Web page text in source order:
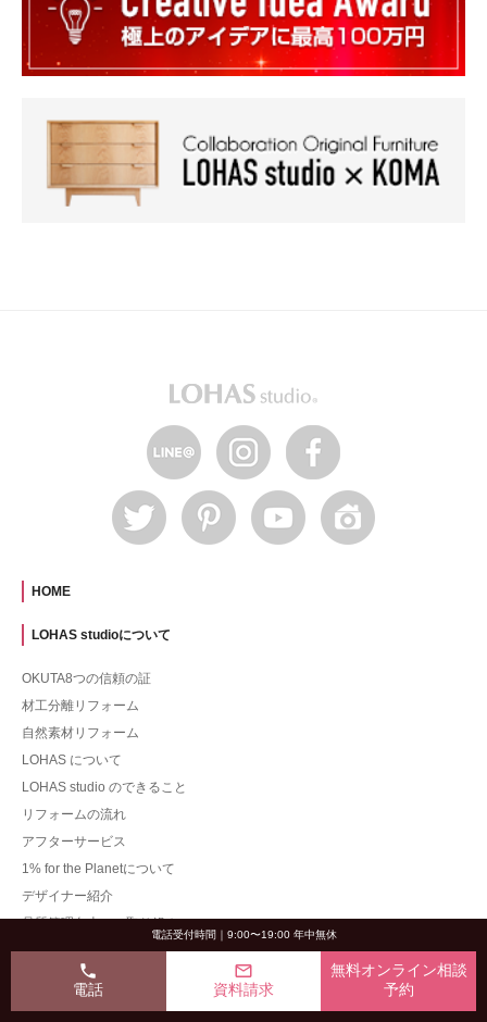
HOME
LOHAS studioについて
OKUTA8つの信頼の証
材工分離リフォーム
自然素材リフォーム
LOHAS について
LOHAS studio のできること
リフォームの流れ
アフターサービス
1% for the Planetについて
デザイナー紹介
品質管理向上への取り組み
施工事例
電話受付時間｜9:00〜19:00 年中無休
phone
電話
mail_outline
資料請求
無料オンライン相談
予約